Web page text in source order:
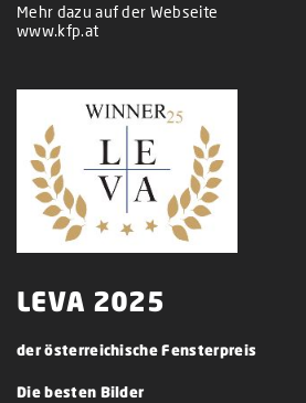
Mehr dazu auf der Webseite
www.kfp.at
LEVA 2025
der österreichische Fensterpreis
Die besten Bilder